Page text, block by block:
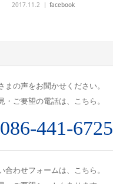
2017.11.2 facebook
まの声をお聞かせください。
・ご要望の電話は、こちら。
086-441-6725
合わせフォームは、こちら。